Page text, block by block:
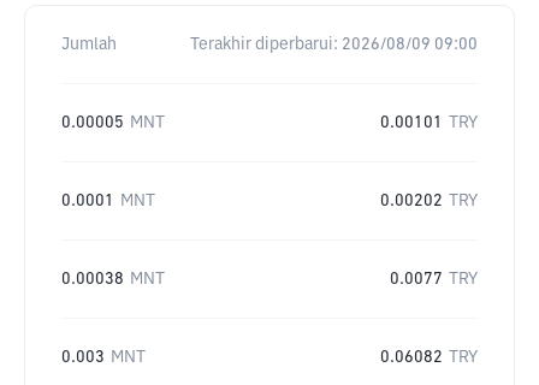
Jumlah Terakhir diperbarui: 2026/08/09 09:00
0.00005 MNT 0.00101 TRY
0.0001 MNT 0.00202 TRY
0.00038 MNT 0.0077 TRY
0.003 MNT 0.06082 TRY